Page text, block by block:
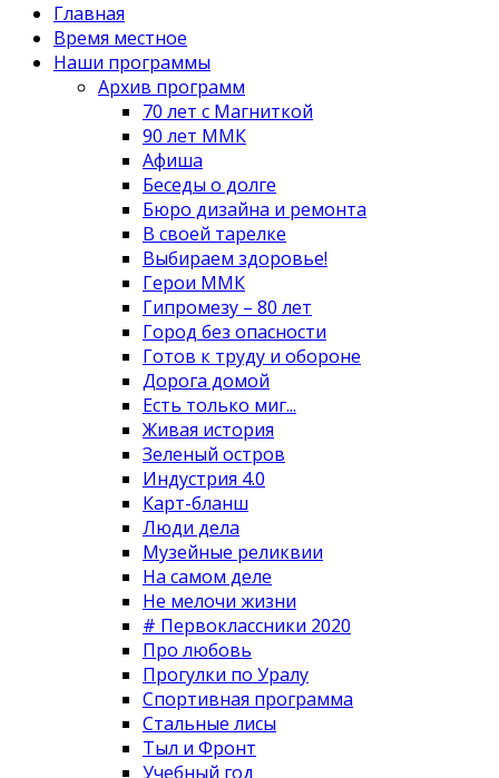
Главная
Время местное
Наши программы
Архив программ
70 лет с Магниткой
90 лет ММК
Афиша
Беседы о долге
Бюро дизайна и ремонта
В своей тарелке
Выбираем здоровье!
Герои ММК
Гипромезу – 80 лет
Город без опасности
Готов к труду и обороне
Дорога домой
Есть только миг...
Живая история
Зеленый остров
Индустрия 4.0
Карт-бланш
Люди дела
Музейные реликвии
На самом деле
Не мелочи жизни
# Первоклассники 2020
Про любовь
Прогулки по Уралу
Спортивная программа
Стальные лисы
Тыл и Фронт
Учебный год